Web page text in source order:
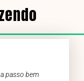
passo bem